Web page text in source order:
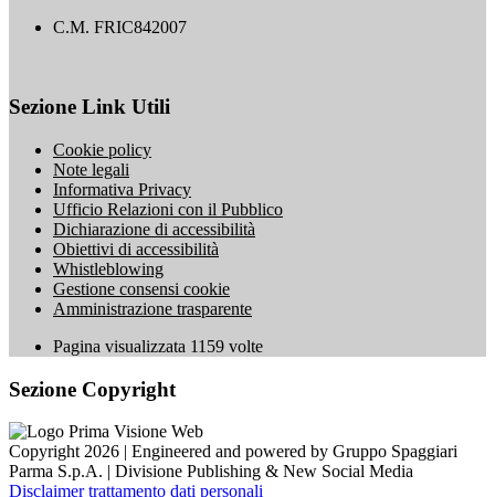
C.M. FRIC842007
Sezione Link Utili
Cookie policy
Note legali
Informativa Privacy
Ufficio Relazioni con il Pubblico
Dichiarazione di accessibilità
Obiettivi di accessibilità
Whistleblowing
Gestione consensi cookie
Amministrazione trasparente
Pagina visualizzata 1159 volte
Sezione Copyright
Copyright 2026 | Engineered and powered by Gruppo Spaggiari
Parma S.p.A. | Divisione Publishing & New Social Media
Disclaimer trattamento dati personali